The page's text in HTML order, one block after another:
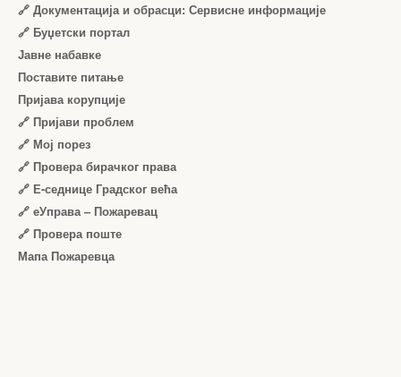
🔗 Документација и обрасци: Сервисне информације
🔗 Буџетски портал
Јавне набавке
Поставите питање
Пријава корупције
🔗 Пријави проблем
🔗 Мој порез
🔗 Провера бирачког права
🔗 Е-седнице Градског већа
🔗 еУправа – Пожаревац
🔗 Провера поште
Мапа Пожаревца